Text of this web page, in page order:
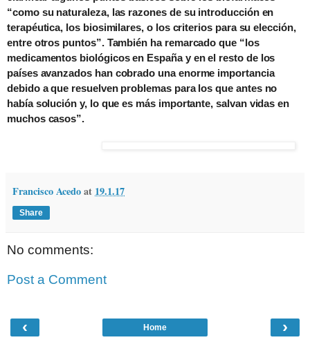
“como su naturaleza, las razones de su introducción en
terapéutica, los biosimilares, o los criterios para su elección,
entre otros puntos”. También ha remarcado que “los
medicamentos biológicos en España y en el resto de los
países avanzados han cobrado una enorme importancia
debido a que resuelven problemas para los que antes no
había solución y, lo que es más importante, salvan vidas en
muchos casos”.
Francisco Acedoat 19.1.17
Share
No comments:
Post a Comment
‹ ›
Home